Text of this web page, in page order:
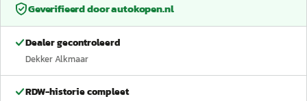
Geverifieerd doorautokopen.nl
Dealer gecontroleerd
Dekker Alkmaar
RDW-historie compleet